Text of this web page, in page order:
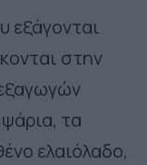
εξάγονται
στην
τα
ελαιόλαδο,